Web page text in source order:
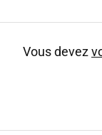
Vous devez